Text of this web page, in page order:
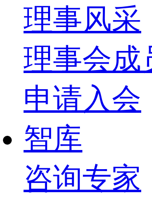
理事风采
理事会成
申请入会
智库
咨询专家